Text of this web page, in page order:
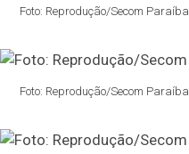
Foto: Reprodução/Secom Paraíba
Foto: Reprodução/Secom Paraíba